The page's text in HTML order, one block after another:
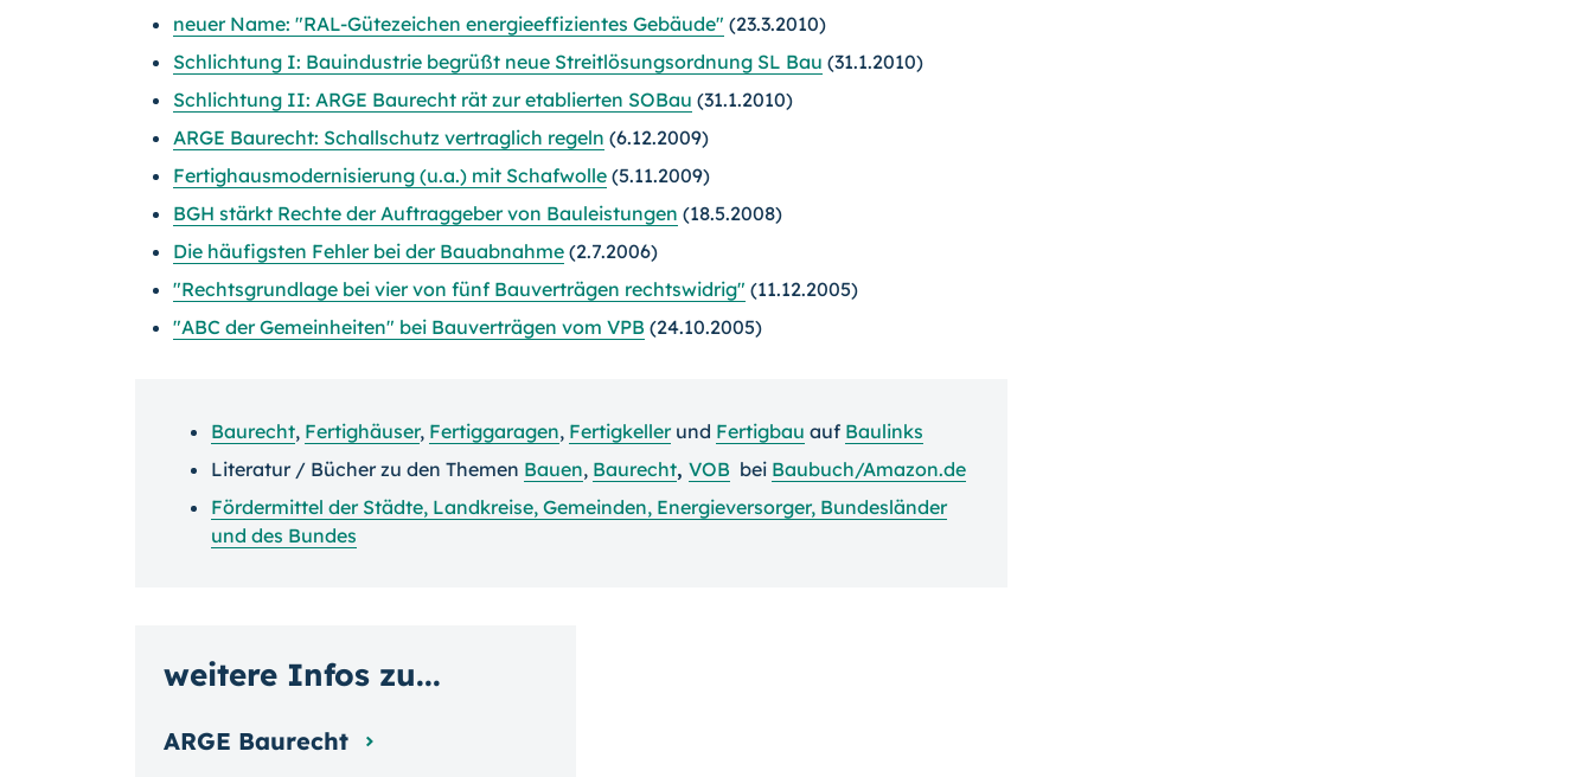
neuer Name: "RAL-Gütezeichen energieeffizientes Gebäude" (23.3.2010)
Schlichtung I: Bauindustrie begrüßt neue Streitlösungsordnung SL Bau (31.1.2010)
Schlichtung II: ARGE Baurecht rät zur etablierten SOBau (31.1.2010)
ARGE Baurecht: Schallschutz vertraglich regeln (6.12.2009)
Fertighausmodernisierung (u.a.) mit Schafwolle (5.11.2009)
BGH stärkt Rechte der Auftraggeber von Bauleistungen (18.5.2008)
Die häufigsten Fehler bei der Bauabnahme (2.7.2006)
"Rechtsgrundlage bei vier von fünf Bauverträgen rechtswidrig" (11.12.2005)
"ABC der Gemeinheiten" bei Bauverträgen vom VPB (24.10.2005)
Baurecht, Fertighäuser, Fertiggaragen, Fertigkellerund Fertigbau auf Baulinks
Literatur / Bücher zu den Themen Bauen, Baurecht, VOB bei Baubuch/Amazon.de
Fördermittel der Städte, Landkreise, Gemeinden, Energieversorger, Bundesländer
und des Bundes
weitere Infos zu...
ARGE Baurecht